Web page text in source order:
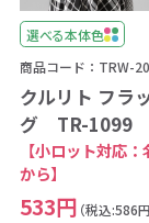
選べる本体色
商品コード：TRW-
クルリト フラ
グ TR-1099
【小ロット対応
から】
533円 （税込:586